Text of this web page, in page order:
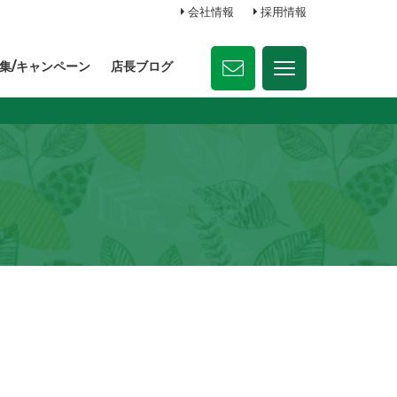
会社情報 採用情報
/キャンペーン 店長ブログ